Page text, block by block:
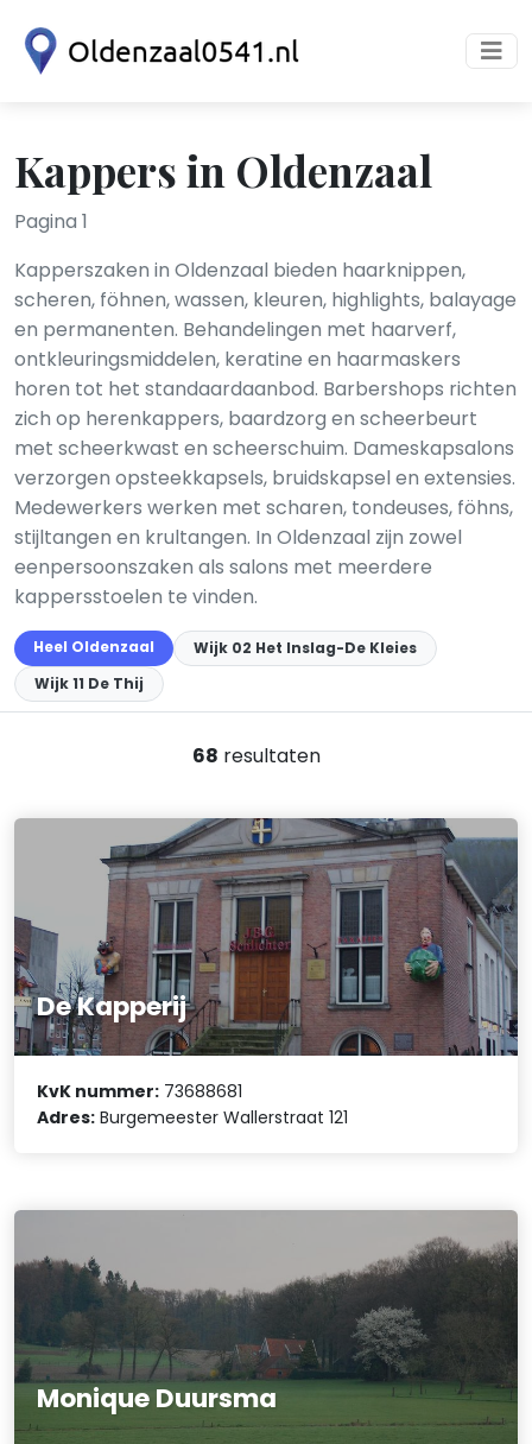
Kappers in Oldenzaal
Pagina 1
Kapperszaken in Oldenzaal bieden haarknippen,
scheren, föhnen, wassen, kleuren, highlights, balayage
en permanenten. Behandelingen met haarverf,
ontkleuringsmiddelen, keratine en haarmaskers
horen tot het standaardaanbod. Barbershops richten
zich op herenkappers, baardzorg en scheerbeurt
met scheerkwast en scheerschuim. Dameskapsalons
verzorgen opsteekkapsels, bruidskapsel en extensies.
Medewerkers werken met scharen, tondeuses, föhns,
stijltangen en krultangen. In Oldenzaal zijn zowel
eenpersoonszaken als salons met meerdere
kappersstoelen te vinden.
Heel Oldenzaal
Wijk 02 Het Inslag-De Kleies
Wijk 11 De Thij
68 resultaten
De Kapperij
KvK nummer: 73688681
Adres: Burgemeester Wallerstraat 121
Monique Duursma